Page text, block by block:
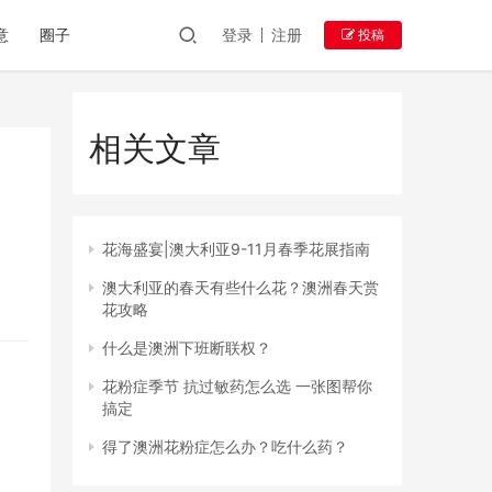
圈子 登录 注册 投稿
相关文章
花海盛宴|澳大利亚9-11月春季花展指南
澳大利亚的春天有些什么花？澳洲春天赏
花攻略
什么是澳洲下班断联权？
花粉症季节 抗过敏药怎么选 一张图帮你
搞定
得了澳洲花粉症怎么办？吃什么药？